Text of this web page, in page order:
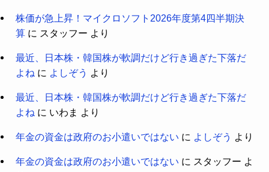
株価が急上昇！マイクロソフト2026年度第4四半期決
算に スタッフー より
最近、日本株・韓国株が軟調だけど行き過ぎた下落だ
よね に よしぞう より
最近、日本株・韓国株が軟調だけど行き過ぎた下落だ
よね に いわま より
年金の資金は政府のお小遣いではない に よしぞう より
年金の資金は政府のお小遣いではない に スタッフー よ